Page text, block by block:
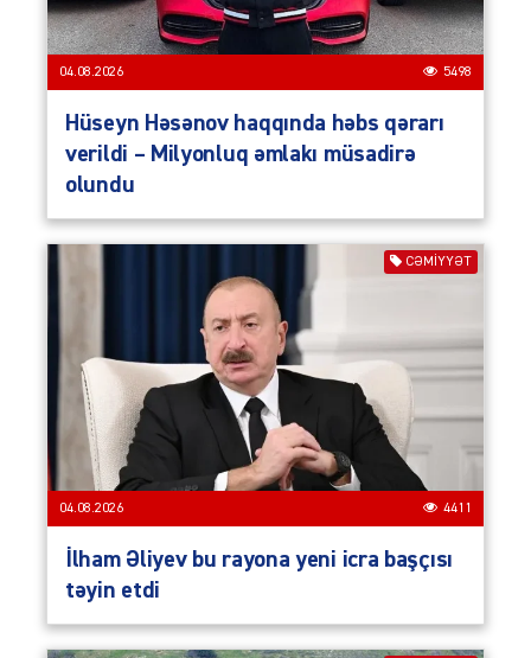
04.08.2026 5498
Hüseyn Həsənov haqqında həbs qərarı
verildi – Milyonluq əmlakı müsadirə
olundu
CƏMIYYƏT
04.08.2026 4411
İlham Əliyev bu rayona yeni icra başçısı
təyin etdi